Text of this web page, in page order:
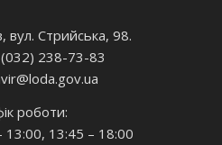
вул. Стрийська, 98.
238-73-83
@loda.gov.ua
роботи:
13:45 – 18:00